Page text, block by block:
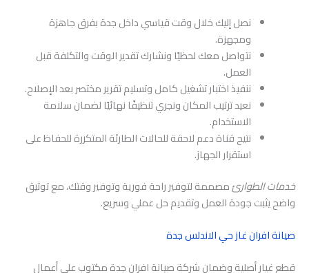
نصل إليك خلال وقت قياسي داخل جدة بفرق جاهزة
ومجهزة.
نتواصل معك لحظيًا ونشارك تقدير الوقت والتكلفة قبل
العمل.
ننفيذ اختبار تشغيل كامل وتسليم تقرير مختصر بعد الإصلاح.
نعيد ترتيب المكان ونجري تنظيفًا نهائيًا لضمان سلامة
الاستخدام.
نتيح قناة دعم لاحقة للحالات الطارئة المتكررة للحفاظ على
استقرار الجهاز.
خدمات الطوارئمصممة لتوفير راحة فورية وتوفير وقتك، مع توثيق
واضح يثبت جودة العمل وتقديم حل عملي وسريع.
صيانة افران غاز حي الاندلس جدة
قطع غيار أصلية وضمان شركة صيانة افران جدة مكتوب على أعمال